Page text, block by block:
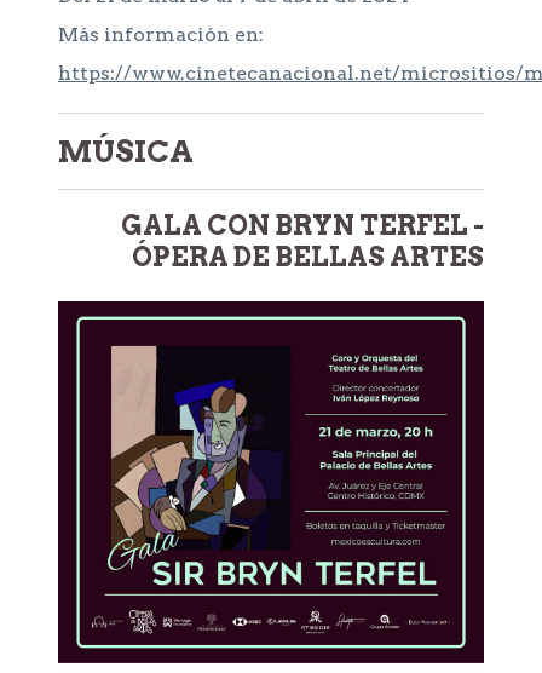
Más información en:
https://www.cinetecanacional.net/micrositios/
MÚSICA
GALA CON BRYN TERFEL -
ÓPERA DE BELLAS ARTES